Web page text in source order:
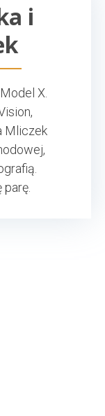
i
X.
Mliczek